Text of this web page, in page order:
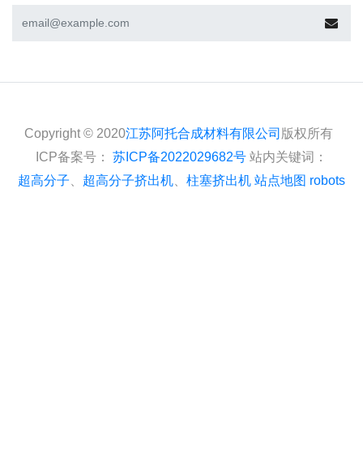
Copyright © 2020江苏阿托合成材料有限公司 版权所有
ICP备案号： 苏ICP备2022029682号 站内关键词：
超高分子
超高分子挤出机 柱塞挤出机 站点地图 robots